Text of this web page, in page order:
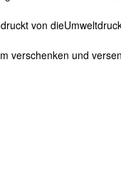
von
verschenken und